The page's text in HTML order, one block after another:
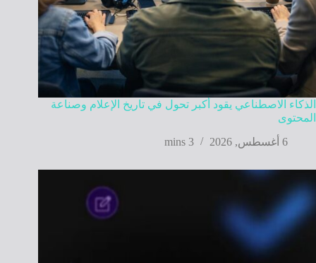
الذكاء الاصطناعي يقود أكبر تحول في تاريخ الإعلام وصناعة
المحتوى
6 أغسطس, 2026
3 mins